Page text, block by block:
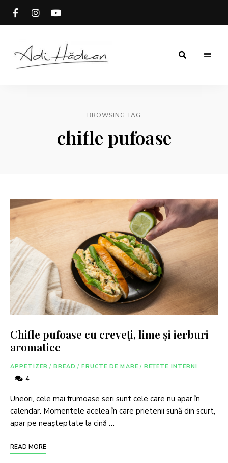
BROWSING TAG
chifle pufoase
Chifle pufoase cu creveți, lime și ierburi
aromatice
APPETIZER / BREAD / FRUCTE DE MARE / REȚETE INTERNI
4
Uneori, cele mai frumoase seri sunt cele care nu apar în
calendar. Momentele acelea în care prietenii sună din scurt,
apar pe neașteptate la cină …
READ MORE